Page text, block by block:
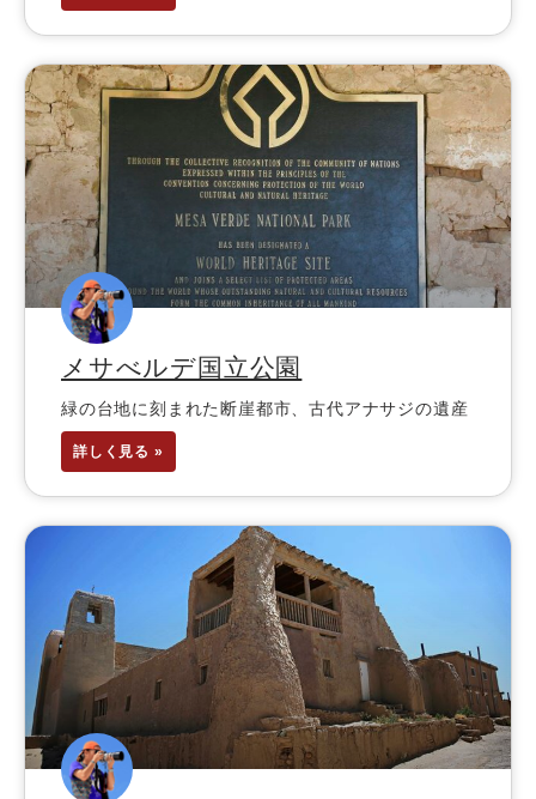
メサべルデ国立公園
緑の台地に刻まれた断崖都市、古代アナサジの遺産
詳しく見る »